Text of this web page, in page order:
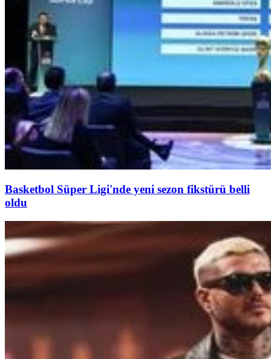
Basketbol Süper Ligi'nde yeni sezon fikstürü belli
oldu